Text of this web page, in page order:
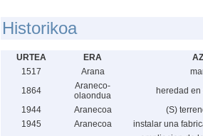
Historikoa
URTEA ERA
1517
Arana
1864
Araneco-
olaondua
heredad
1944
Aranecoa (S)
1945
Aranecoa instalar una